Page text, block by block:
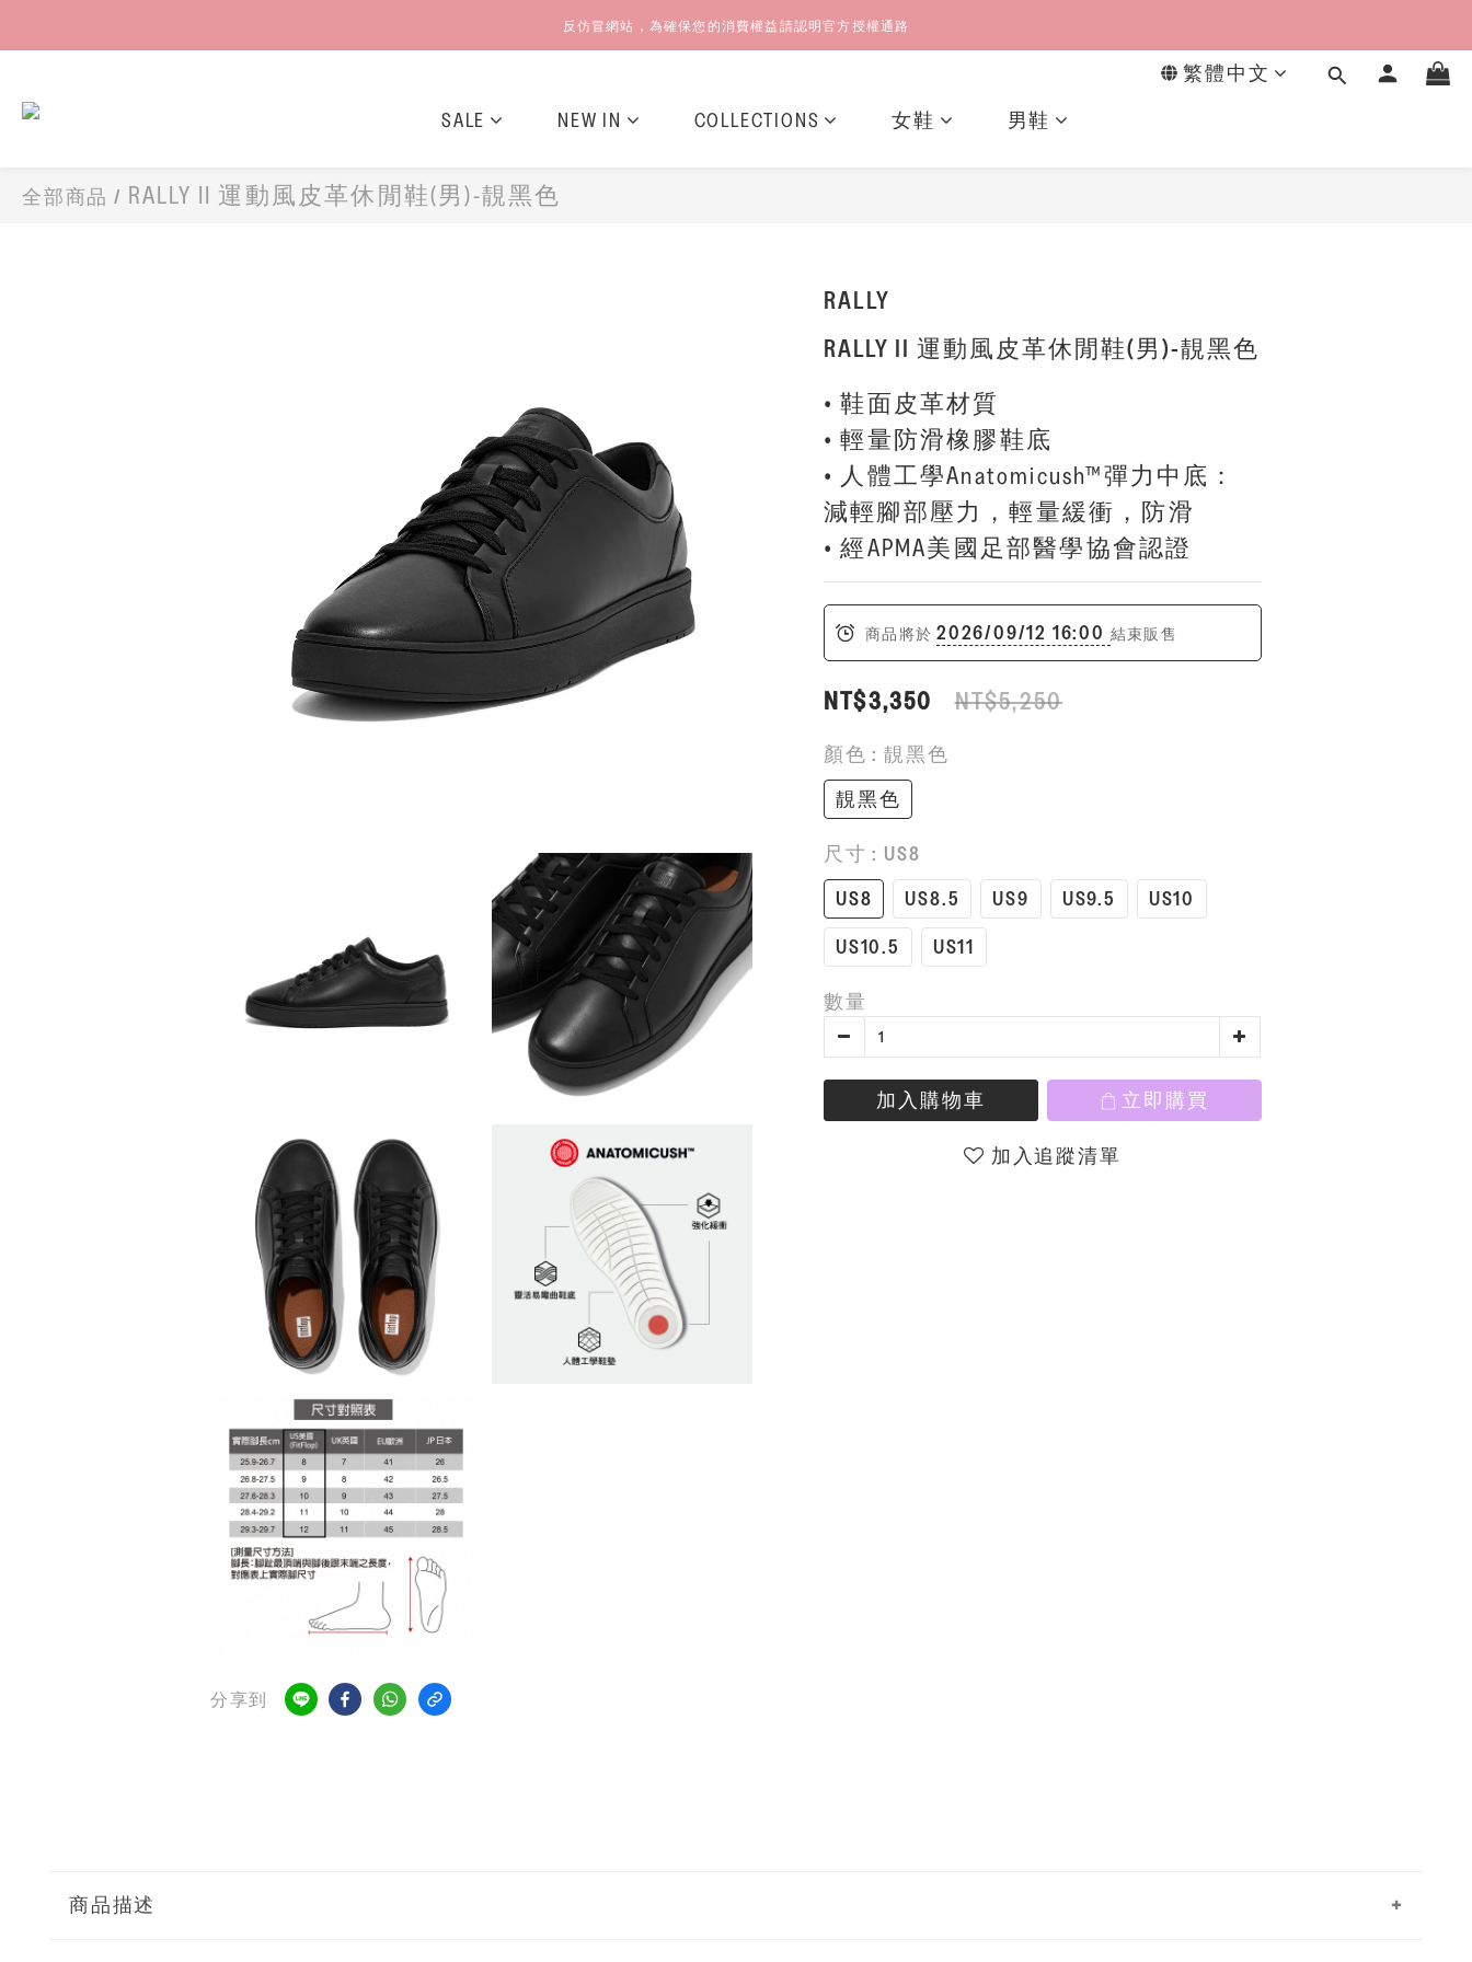
反仿冒網站，為確保您的消費權益請認明官方授權通路
繁體中文
SALE
NEW IN COLLECTIONS 女鞋 男鞋
全部商品 / RALLY II 運動風皮革休閒鞋(男)-靚黑色
分享到
RALLY
RALLY II 運動風皮革休閒鞋(男)-靚黑色
• 鞋面皮革材質
• 輕量防滑橡膠鞋底
• 人體工學Anatomicush™彈力中底：
減輕腳部壓力，輕量緩衝，防滑
• 經APMA美國足部醫學協會認證
商品將於 2026/09/12 16:00 結束販售
NT$3,350 NT$5,250
顏色: 靚黑色
靚黑色
尺寸: US8
US8
US8.5 US9 US9.5
US10
US10.5
US11
數量
加入購物車 立即購買
加入追蹤清單
商品描述